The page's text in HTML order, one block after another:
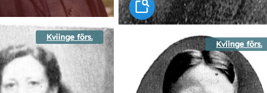
Kviinge förs.
Kviinge förs.